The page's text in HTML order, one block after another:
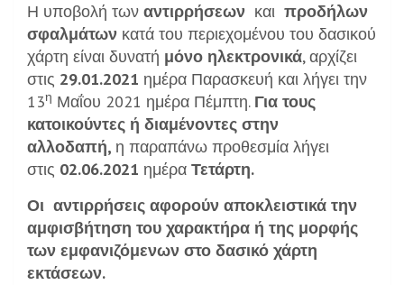
Η υποβολή των αντιρρήσεων και προδήλων
σφαλμάτων κατά του περιεχομένου του δασικού
χάρτη είναι δυνατή μόνο ηλεκτρονικά, αρχίζει
στις 29.01.2021 ημέρα Παρασκευή και λήγει την
13η Μαΐου 2021 ημέρα Πέμπτη. Για τους
κατοικούντες ή διαμένοντες στην
αλλοδαπή, η παραπάνω προθεσμία λήγει
στις 02.06.2021 ημέρα Τετάρτη.
Οι αντιρρήσεις αφορούν αποκλειστικά την
αμφισβήτηση του χαρακτήρα ή της μορφής
των εμφανιζόμενων στο δασικό χάρτη
εκτάσεων.